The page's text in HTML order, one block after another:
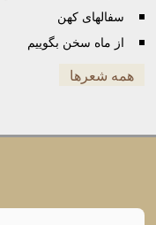
سفالهای کهن
از ماه سخن بگوییم
همه شعرها